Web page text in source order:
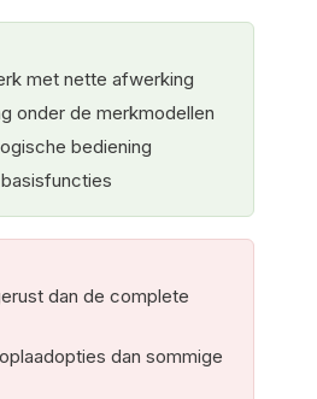
met nette afwerking
onder de merkmodellen
bediening
dan de complete
dan sommige